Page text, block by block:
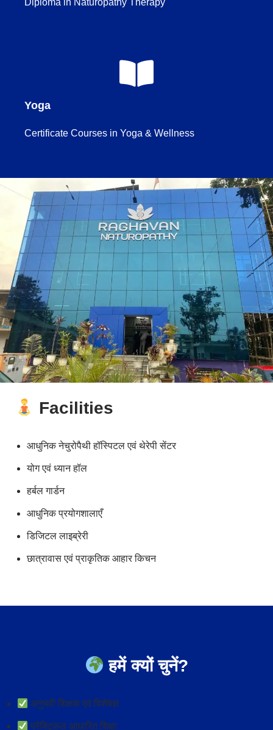
Diploma in Naturopathy Therapy
Yoga
Certificate Courses in Yoga & Wellness
Facilities
आधुनिक नेचुरोपैथी हॉस्पिटल एवं थेरेपी सेंटर
योग एवं ध्यान हॉल
हर्बल गार्डन
आधुनिक प्रयोगशालाएँ
डिजिटल लाइब्रेरी
छात्रावास एवं प्राकृतिक आहार किचन
हमें क्यों चुनें?
अनुभवी शिक्षक एवं विशेषज्ञ
प्रैक्टिकल आधारित शिक्षा